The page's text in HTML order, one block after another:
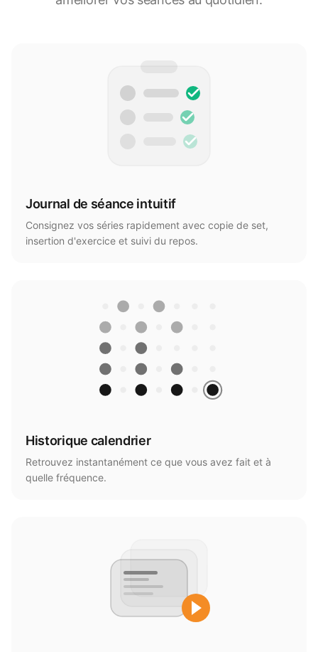
Journal de séance intuitif
Consignez vos séries rapidement avec copie de set,
insertion d'exercice et suivi du repos.
Historique calendrier
Retrouvez instantanément ce que vous avez fait et à
quelle fréquence.